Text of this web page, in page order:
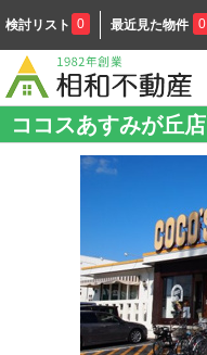
検討リスト 0 最近見た物件 0
ココスあすみが丘店